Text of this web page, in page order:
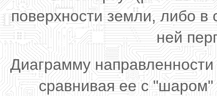
поверхности земли, либо в
ней
Диаграмму
сравнивая ее с "шаром"